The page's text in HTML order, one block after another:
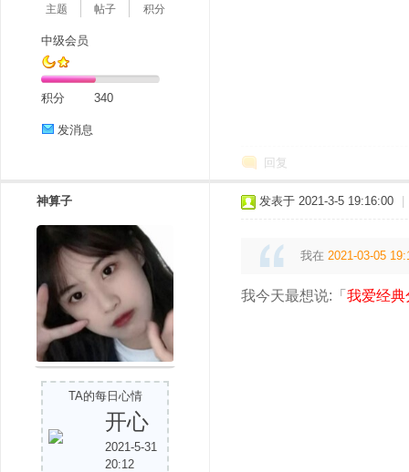
主题
帖子
积分
中级会员
积分 340
发消息
回复
神算子
TA的每日心情
开心
2021-5-31
20:12
发表于 2021-3-5 19:16:00
我在 2021-03-05
我今天最想说:「 我爱经典